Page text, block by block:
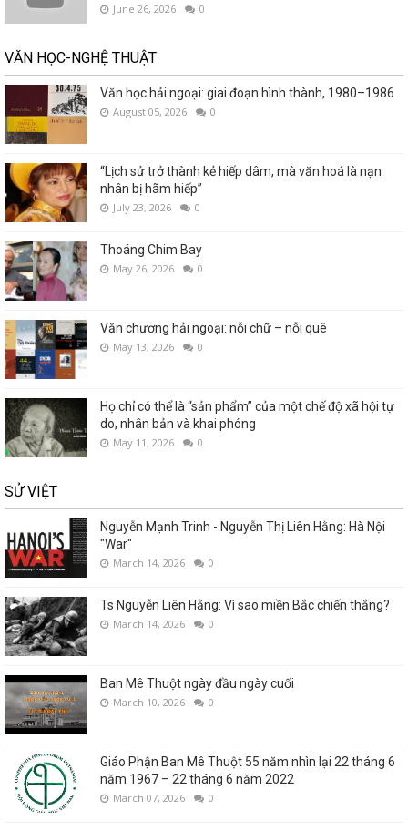
June 26, 2026 0
VĂN HỌC-NGHỆ THUẬT
Văn học hải ngoại: giai đoạn hình thành, 1980–1986
August 05, 2026 0
“Lịch sử trở thành kẻ hiếp dâm, mà văn hoá là nạn
nhân bị hãm hiếp”
July 23, 2026 0
Thoáng Chim Bay
May 26, 2026 0
Văn chương hải ngoại: nỗi chữ – nỗi quê
May 13, 2026 0
Họ chỉ có thể là “sản phẩm” của một chế độ xã hội tự
do, nhân bản và khai phóng
May 11, 2026 0
SỬ VIỆT
Nguyễn Mạnh Trinh - Nguyễn Thị Liên Hằng: Hà Nội
"War"
March 14, 2026 0
Ts Nguyễn Liên Hằng: Vì sao miền Bắc chiến thắng?
March 14, 2026 0
Ban Mê Thuột ngày đầu ngày cuối
March 10, 2026 0
Giáo Phận Ban Mê Thuột 55 năm nhìn lại 22 tháng 6
năm 1967 – 22 tháng 6 năm 2022
March 07, 2026 0